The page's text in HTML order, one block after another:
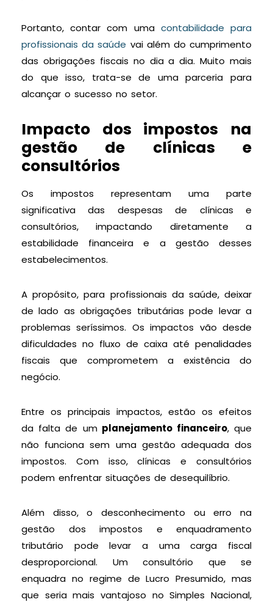
Portanto, contar com uma contabilidade para
profissionais da saúde vai além do cumprimento
das obrigações fiscais no dia a dia. Muito mais
do que isso, trata-se de uma parceria para
alcançar o sucesso no setor.
Impacto dos impostos na
gestão de clínicas e
consultórios
Os impostos representam uma parte
significativa das despesas de clínicas e
consultórios, impactando diretamente a
estabilidade financeira e a gestão desses
estabelecimentos.
A propósito, para profissionais da saúde, deixar
de lado as obrigações tributárias pode levar a
problemas seríssimos. Os impactos vão desde
dificuldades no fluxo de caixa até penalidades
fiscais que comprometem a existência do
negócio.
Entre os principais impactos, estão os efeitos
da falta de umplanejamento financeiro, que
não funciona sem uma gestão adequada dos
impostos. Com isso, clínicas e consultórios
podem enfrentar situações de desequilíbrio.
Além disso, o desconhecimento ou erro na
gestão dos impostos e enquadramento
tributário pode levar a uma carga fiscal
desproporcional. Um consultório que se
enquadra no regime de Lucro Presumido, mas
que seria mais vantajoso no Simples Nacional,